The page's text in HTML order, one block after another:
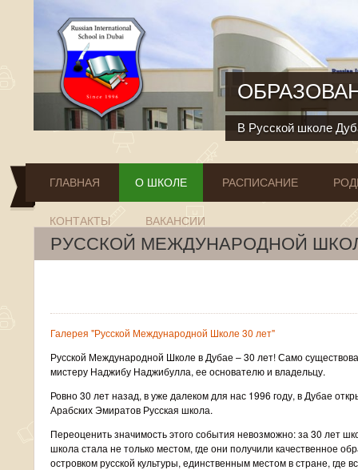
В Русской школе
ГЛАВНАЯ О ШКОЛЕ РАСПИСАНИЕ
КОНТАКТЫ ВАКАНСИИ
РУССКОЙ МЕЖДУНАРОДНОЙ
Галерея "Русской Международной Школе 30 лет"
Русской Международной Школе в Дубае – 30 лет! Само
мистеру Наджибу Наджибулла, ее основателю и владельцу.
Ровно 30 лет назад, в уже далеком для нас 1996 году, в Дубае
Арабских Эмиратов Русская школа.
Переоценить значимость этого события невозможно: за 30 лет
школа стала не только местом, где они получили качественное
островком русской культуры, единственным местом в стране, где